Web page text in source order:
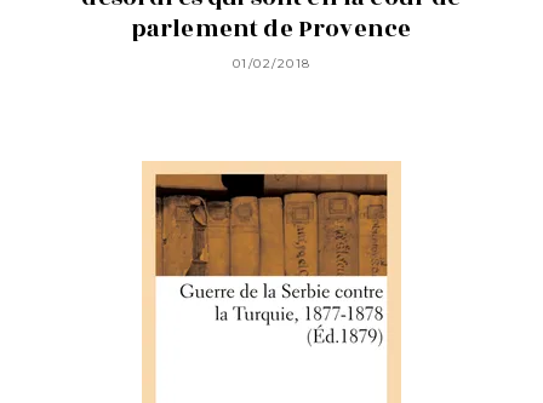
parlement de Provence
01/02/2018